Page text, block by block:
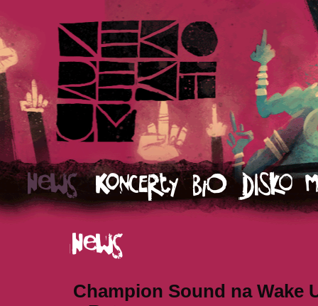
Champion Sound na Wake